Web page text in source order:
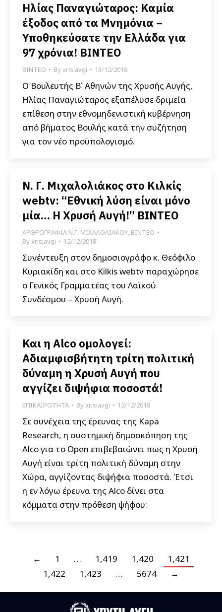
Ηλίας Παναγιώταρος: Καμία
έξοδος από τα Μνημόνια –
Υποθηκεύσατε την Ελλάδα για
97 χρόνια! ΒΙΝΤΕΟ
ΒΙΝΤΕΟ Byxrisiavgi 13/12/2018
Ο Βουλευτής Β΄ Αθηνών της Χρυσής Αυγής,
Ηλίας Παναγιώταρος εξαπέλυσε δριμεία
επίθεση στην εθνομηδενιστική κυβέρνηση
από βήματος Βουλής κατά την συζήτηση
για τον νέο προϋπολογισμό.
Ν. Γ. Μιχαλολιάκος στο Κιλκίς
webtv: “Εθνική λύση είναι μόνο
μία… Η Χρυσή Αυγή!” ΒΙΝΤΕΟ
ΑΡΘΡΟΓΡΑΦΙΑ Ν.Γ. ΜΙΧΑΛΟΛΙΑΚΟΥ, ΒΙΝΤΕΟ
Byxrisiavgi 12/12/2018
Συνέντευξη στον δημοσιογράφο κ. Θεόφιλο
Κυριακίδη και στο Kilkis webtv παραχώρησε
ο Γενικός Γραμματέας του Λαϊκού
Συνδέσμου – Χρυσή Αυγή.
Και η Alco ομολογεί:
Αδιαμφισβήτητη τρίτη πολιτική
δύναμη η Χρυσή Αυγή που
αγγίζει διψήφια ποσοστά!
ΕΠΙΚΑΙΡΟΤΗΤΑ Byxrisiavgi 12/12/2018
Σε συνέχεια της έρευνας της Kapa
Research, η συστημική δημοσκόπηση της
Alco για το Open επιβεβαιώνει πως η Χρυσή
Αυγή είναι τρίτη πολιτική δύναμη στην
Χώρα, αγγίζοντας διψήφια ποσοστά. Έτσι
η εν λόγω έρευνα της Alco δίνει στα
κόμματα στην πρόθεση ψήφου:
← 1 … 1,419 1,420
1,421
1,422
1,423 … 5674 →